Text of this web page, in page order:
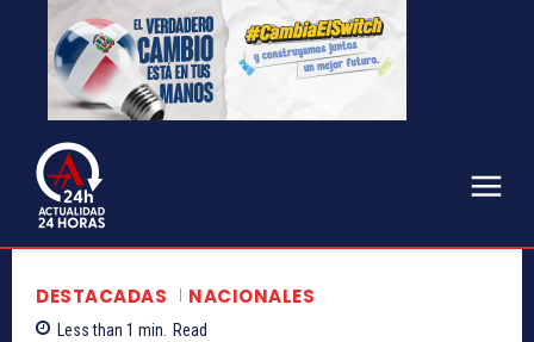
DESTACADAS NACIONALES
Less than 1 min. Read